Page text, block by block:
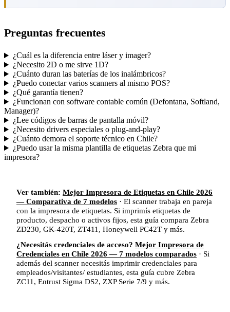
Preguntas frecuentes
¿Cuál es la diferencia entre láser y imager?
¿Necesito 2D o me sirve 1D?
¿Cuánto duran las baterías de los inalámbricos?
¿Puedo conectar varios scanners al mismo POS?
¿Qué garantía tienen?
¿Funcionan con software contable común (Defontana, Softland,
Manager)?
¿Lee códigos de barras de pantalla móvil?
¿Necesito drivers especiales o plug-and-play?
¿Cuánto demora el soporte técnico en Chile?
¿Puedo usar la misma plantilla de etiquetas Zebra que mi
impresora?
Ver también: Mejor Impresora de Etiquetas en Chile 2026
— Comparativa de 7 modelos · El scanner trabaja en pareja
con la impresora de etiquetas. Si imprimís etiquetas de
producto, despacho o activos fijos, esta guía compara Zebra
ZD230, GK-420T, ZT411, Honeywell PC42T y más.
¿Necesitás credenciales de acceso? Mejor Impresora de
Credenciales en Chile 2026 — 7 modelos comparados · Si
además del scanner necesitás imprimir credenciales para
empleados/visitantes/ estudiantes, esta guía cubre Zebra
ZC11, Entrust Sigma DS2, ZXP Serie 7/9 y más.